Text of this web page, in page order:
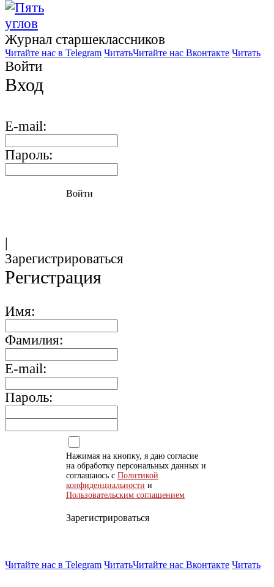
Журнал старшекласcников
Читайте нас в Telegram ЧитатьЧитайте нас Вконтакте Читать
Войти
Вход
E-mail:
Пароль:
Войти
|
Зарегистрироваться
Регистрация
Имя:
Фамилия:
E-mail:
Пароль:
Нажимая на кнопку, я даю согласие
на обработку персональных данных и
соглашаюсь с Политикой
конфиденциальности и
Пользовательским соглашением
Зарегистрироваться
Читайте нас в Telegram ЧитатьЧитайте нас Вконтакте Читать